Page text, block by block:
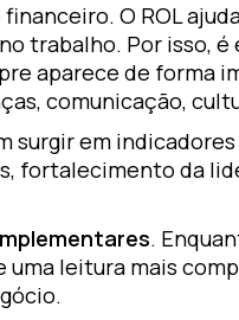
O ROL
trabalho. Por isso,
aparece de forma
comunicação,
surgir em
fortalecimento da
.
leitura mais